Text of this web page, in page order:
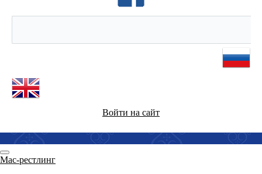
Войти на сайт
Мас-рестлинг